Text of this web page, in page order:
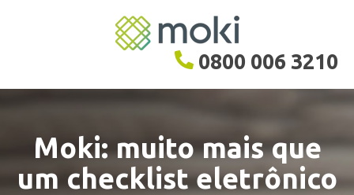
0800 006 3210
Moki: muito mais que
um checklist eletrônico